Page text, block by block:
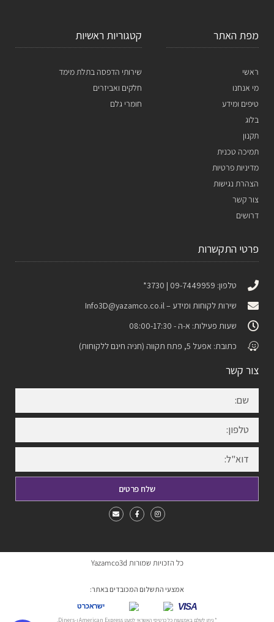
מפת האתר
ראשי
מי אנחנו
טיפים ומידע
בלוג
תקנון
תמיכה טכנית
מדיניות פרטיות
הצהרת נגישות
צור קשר
דרושים
קטגוריות ראשיות
שירותי הדפסה בתלת מימד
חלקים ואביזרים
חומרי גלם
פרטי התקשרות
טלפון: 09-7449959 | 3730*
שירות לקוחות ומידע –Info3D@yazamco.co.il
שעות פעילות: א-ה - 08:00-17:30
כתובת: אפעל 5, פתח תקווה (חניה חינם ללקוחות)
צור קשר
שלח פרטים
כל הזכויות שמורות Yazamco3d
אמצעי התשלום המכובדים באתר:
VISA
ישראכרט
* ניתן לשלם באמצעות כל כרטיסי האשראי למעט American Express ו-Diners.